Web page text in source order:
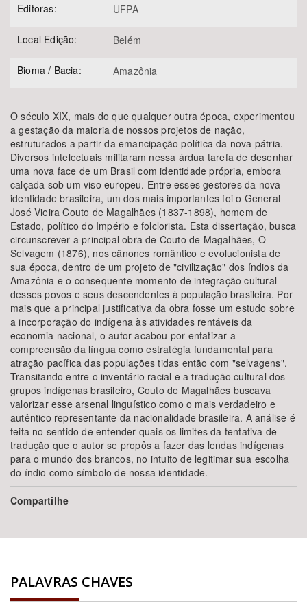
Editoras: UFPA
Local Edição: Belém
Bioma / Bacia: Amazônia
O século XIX, mais do que qualquer outra época, experimentou
a gestação da maioria de nossos projetos de nação,
estruturados a partir da emancipação política da nova pátria.
Diversos intelectuais militaram nessa árdua tarefa de desenhar
uma nova face de um Brasil com identidade própria, embora
calçada sob um viso europeu. Entre esses gestores da nova
identidade brasileira, um dos mais importantes foi o General
José Vieira Couto de Magalhães (1837-1898), homem de
Estado, político do Império e folclorista. Esta dissertação, busca
circunscrever a principal obra de Couto de Magalhães, O
Selvagem (1876), nos cânones romântico e evolucionista de
sua época, dentro de um projeto de "civilização" dos índios da
Amazônia e o consequente momento de integração cultural
desses povos e seus descendentes à população brasileira. Por
mais que a principal justificativa da obra fosse um estudo sobre
a incorporação do indígena às atividades rentáveis da
economia nacional, o autor acabou por enfatizar a
compreensão da língua como estratégia fundamental para
atração pacífica das populações tidas então com "selvagens".
Transitando entre o inventário racial e a tradução cultural dos
grupos indígenas brasileiro, Couto de Magalhães buscava
valorizar esse arsenal linguístico como o mais verdadeiro e
autêntico representante da nacionalidade brasileira. A análise é
feita no sentido de entender quais os limites da tentativa de
tradução que o autor se propôs a fazer das lendas indígenas
para o mundo dos brancos, no intuito de legitimar sua escolha
do índio como símbolo de nossa identidade.
Compartilhe
PALAVRAS CHAVES